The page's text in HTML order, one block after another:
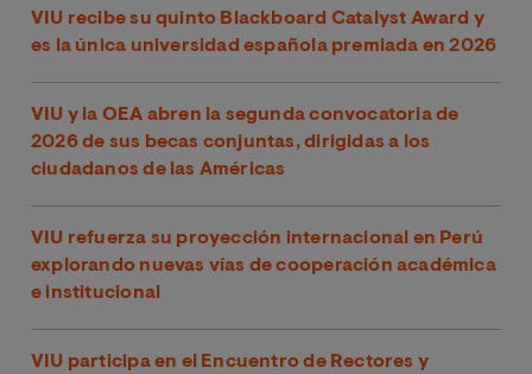
VIU recibe su quinto Blackboard Catalyst Award y
es la única universidad española premiada en 2026
VIU y la OEA abren la segunda convocatoria de
2026 de sus becas conjuntas, dirigidas a los
ciudadanos de las Américas
VIU refuerza su proyección internacional en Perú
explorando nuevas vías de cooperación académica
e institucional
VIU participa en el Encuentro de Rectores y